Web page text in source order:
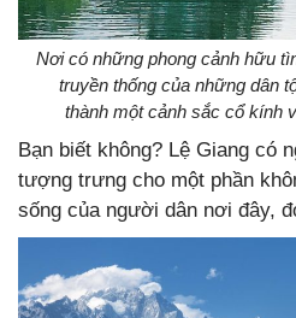
Nơi có những phong cảnh hữu
truyền thống của những dân
thành một cảnh sắc cổ kính
Bạn biết không? Lệ Giang có
tượng trưng cho một phần
sống của người dân nơi đây,